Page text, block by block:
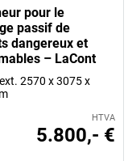
pour le
passif de
dangereux et
– LaCont
2570 x 3075 x
HTVA
5.800,- €